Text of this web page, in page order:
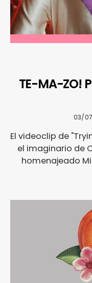
TE-MA-ZO!
03/
El videoclip de
el imaginario de
homenajeado